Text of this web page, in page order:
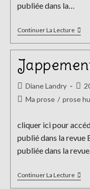
publiée dans la…
Continuer La Lecture
K
Auteur/autrice
de
Diane Landry
PostMa prose / prose
cliquer ici pour
publié dans la revue
publiée dans la
Continuer La Lecture